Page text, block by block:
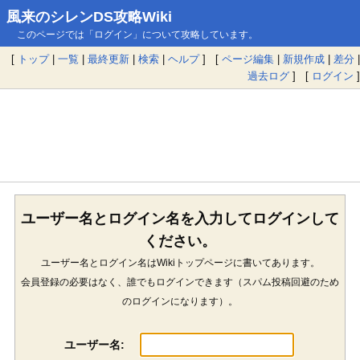
風来のシレンDS攻略Wiki
このページでは「ログイン」について攻略しています。
[ トップ| 一覧 | 最終更新 | 検索 | ヘルプ] [ ページ編集 | 新規作成 | 差分 |
過去ログ ] [ ログイン ]
ユーザー名とログイン名を入力してログインして
ください。
ユーザー名とログイン名はWikiトップページに書いてあります。
会員登録の必要はなく、誰でもログインできます（スパム投稿回避のため
のログインになります）。
ユーザー名: